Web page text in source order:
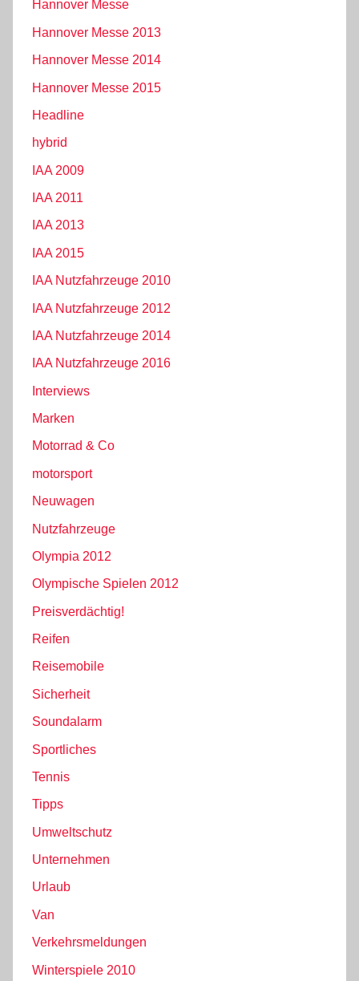
Hannover Messe
Hannover Messe 2013
Hannover Messe 2014
Hannover Messe 2015
Headline
hybrid
IAA 2009
IAA 2011
IAA 2013
IAA 2015
IAA Nutzfahrzeuge 2010
IAA Nutzfahrzeuge 2012
IAA Nutzfahrzeuge 2014
IAA Nutzfahrzeuge 2016
Interviews
Marken
Motorrad & Co
motorsport
Neuwagen
Nutzfahrzeuge
Olympia 2012
Olympische Spielen 2012
Preisverdächtig!
Reifen
Reisemobile
Sicherheit
Soundalarm
Sportliches
Tennis
Tipps
Umweltschutz
Unternehmen
Urlaub
Van
Verkehrsmeldungen
Winterspiele 2010